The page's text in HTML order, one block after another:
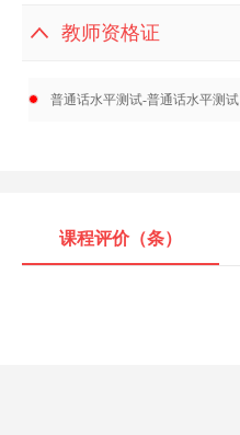
教师资格证
普通话水平测试-普通话水平测试
课程评价（条）